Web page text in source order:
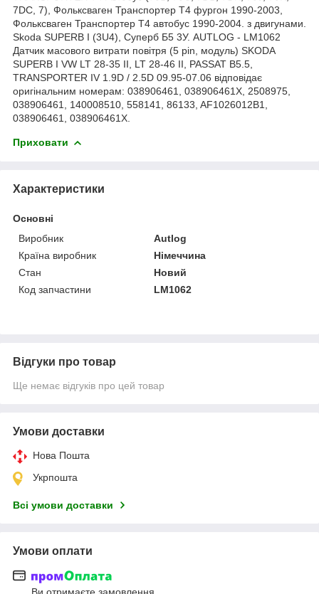
7DC, 7), Фольксваген Транспортер Т4 фургон 1990-2003,
Фольксваген Транспортер Т4 автобус 1990-2004. з двигунами.
Skoda SUPERB I (3U4), Суперб Б5 3У. AUTLOG - LM1062
Датчик масового витрати повітря (5 pin, модуль) SKODA
SUPERB I VW LT 28-35 II, LT 28-46 II, PASSAT B5.5,
TRANSPORTER IV 1.9D / 2.5D 09.95-07.06 відповідає
оригінальним номерам: 038906461, 038906461X, 2508975,
038906461, 140008510, 558141, 86133, AF1026012B1,
038906461, 038906461X.
Приховати
Характеристики
Основні
Виробник
Autlog
Країна виробник
Німеччина
Стан
Новий
Код запчастини
LM1062
Відгуки про товар
Ще немає відгуків про цей товар
Умови доставки
Нова Пошта
Укрпошта
Всі умови доставки
Умови оплати